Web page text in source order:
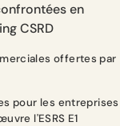
en
CSRD
offertes par
pour les entreprises
l'ESRS E1